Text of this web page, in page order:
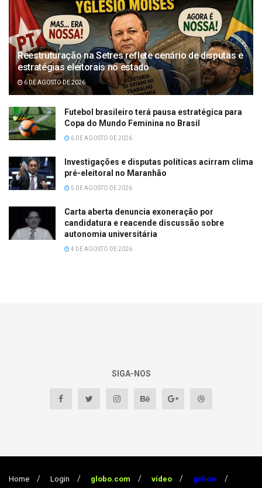
Reestruturação na Setres reflete cenário de disputas e
estratégias eleitorais no estado
6 DE AGOSTO DE 2026
Futebol brasileiro terá pausa estratégica para
Copa do Mundo Feminina no Brasil
6 DE AGOSTO DE 2026
Investigações e disputas políticas acirram clima
pré-eleitoral no Maranhão
5 DE AGOSTO DE 2026
Carta aberta denuncia exoneração por
candidatura e reacende discussão sobre
autonomia universitária
4 DE AGOSTO DE 2026
SIGA-NOS
Home Login globo.com vídeo
gshow